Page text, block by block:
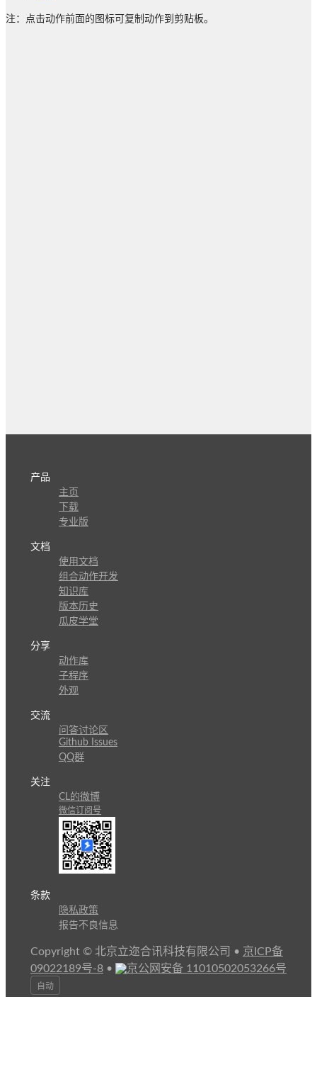
注：点击动作前面的图标可复制动作到剪贴板。
产品
主页
下载
专业版
文档
使用文档
组合动作开发
知识库
版本历史
瓜皮学堂
分享
动作库
子程序
外观
交流
问答讨论区
Github Issues
QQ群
关注
CL的微博
微信订阅号
条款
隐私政策
报告不良信息
Copyright © 北京立迩合讯科技有限公司 • 京ICP备
09022189号-8 • 京公网安备 11010502053266号
自动